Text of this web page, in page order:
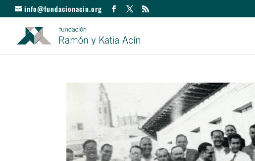
info@fundacionacin.org